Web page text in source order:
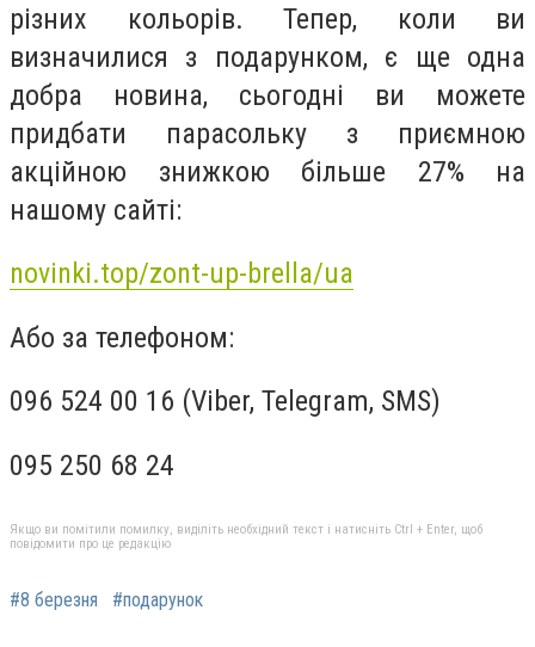
різних кольорів. Тепер, коли ви
визначилися з подарунком, є ще одна
добра новина, сьогодні ви можете
придбати парасольку з приємною
акційною знижкою більше 27% на
нашому сайтi:
novinki.top/zont-up-brella/ua
Або за телефоном:
096 524 00 16 (Viber, Telegram, SMS)
095 250 68 24
Якщо ви помітили помилку, виділіть необхідний текст і натисніть Ctrl + Enter, щоб
повідомити про це редакцію
#8 березня #подарунок